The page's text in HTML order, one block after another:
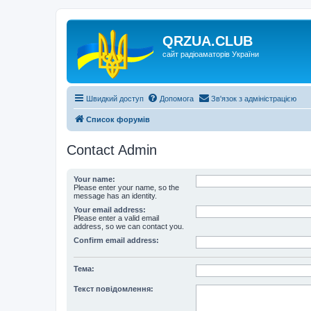
QRZUA.CLUB
сайт радіоаматорів України
Швидкий доступ Допомога Зв'язок з адміністрацією
Список форумів
Contact Admin
Your name:
Please enter your name, so the
message has an identity.
Your email address:
Please enter a valid email
address, so we can contact you.
Confirm email address:
Тема:
Текст повідомлення: